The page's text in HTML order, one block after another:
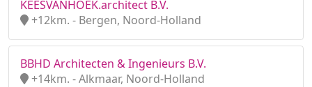
KEESVANHOEK.architect B.V.
+12km. - Bergen, Noord-Holland
BBHD Architecten & Ingenieurs B.V.
+14km. - Alkmaar, Noord-Holland